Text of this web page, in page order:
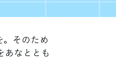
そのため
あなととも